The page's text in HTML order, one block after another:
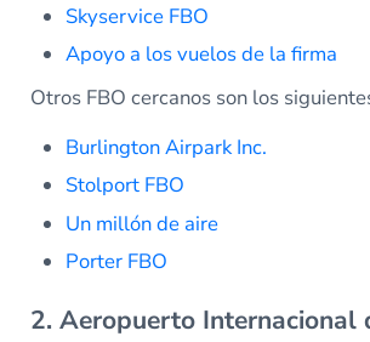
Skyservice FBO
Apoyo a los vuelos de la firma
Otros FBO cercanos son los
Burlington Airpark Inc.
Stolport FBO
Un millón de aire
Porter FBO
2. Aeropuerto Internacional